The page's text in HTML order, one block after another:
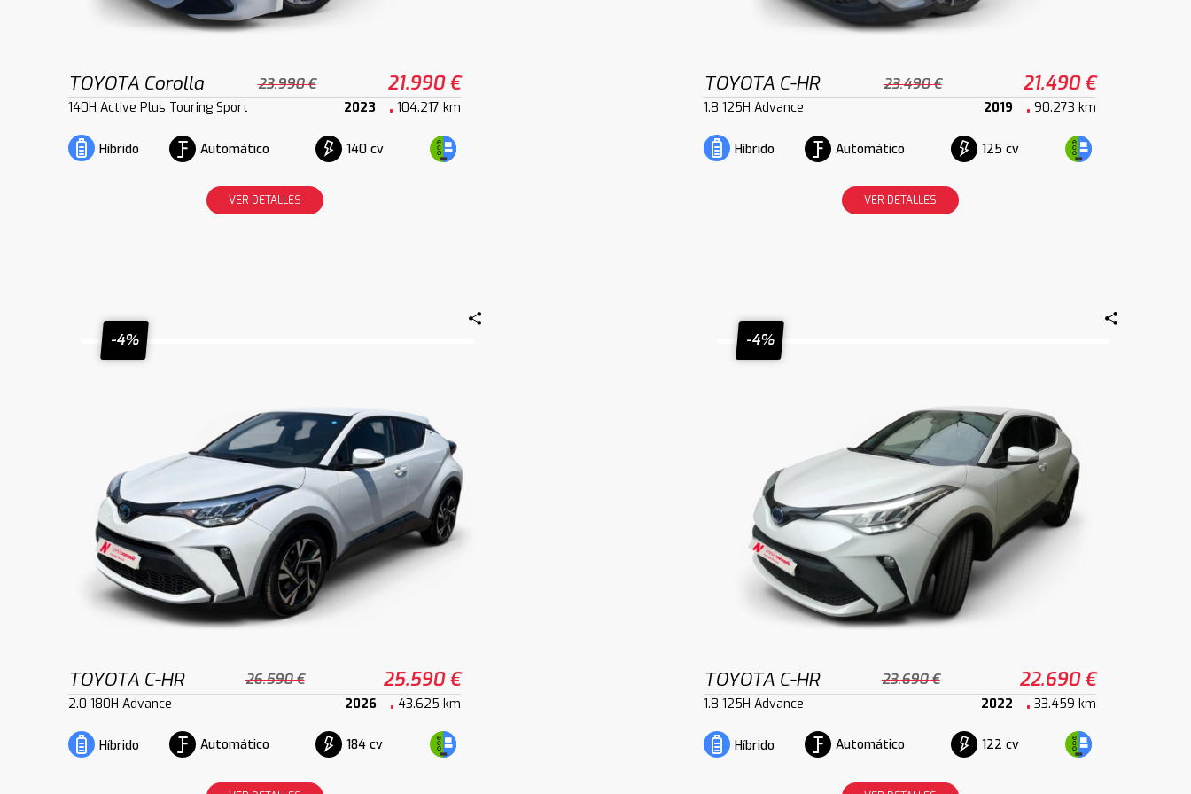
TOYOTA Corolla 23.990 € 21.990 €
140H Active Plus Touring Sport 2023 104.217 km
Híbrido Automático 140 cv
VER DETALLES
TOYOTA C-HR 23.490 € 21.490 €
1.8 125H Advance 2019 90.273 km
Híbrido Automático 125 cv
VER DETALLES
-4%
TOYOTA C-HR 26.590 € 25.590 €
2.0 180H Advance 2026 43.625 km
Híbrido Automático 184 cv
-4%
TOYOTA C-HR 23.690 € 22.690 €
1.8 125H Advance 2022 33.459 km
Híbrido Automático 122 cv